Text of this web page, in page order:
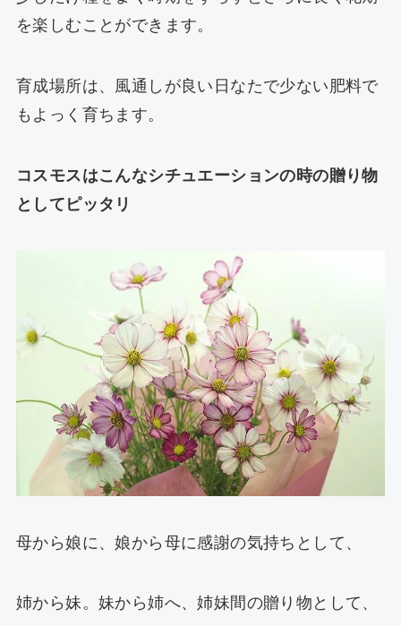
を楽しむことができます。
育成場所は、風通しが良い日なたで少ない肥料で
もよっく育ちます。
コスモスはこんなシチュエーションの時の贈り物
としてピッタリ
母から娘に、娘から母に感謝の気持ちとして、
姉から妹。妹から姉へ、姉妹間の贈り物として、